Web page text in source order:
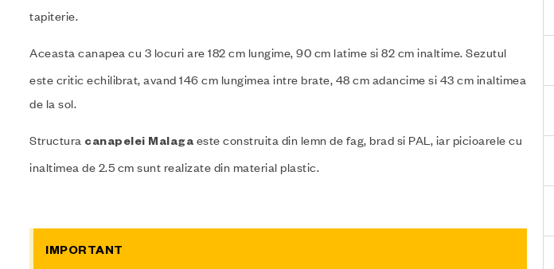
tapiterie.
Aceasta canapea cu 3 locuri are 182 cm lungime, 90 cm latime si 82 cm inaltime. Sezutul
este critic echilibrat, avand 146 cm lungimea intre brate, 48 cm adancime si 43 cm inaltimea
de la sol.
Structura canapelei Malaga este construita din lemn de fag, brad si PAL, iar picioarele cu
inaltimea de 2.5 cm sunt realizate din material plastic.
IMPORTANT